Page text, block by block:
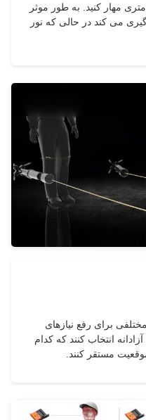
با خیال راحت هدف را از فاصله 3-5 متری مهار کنید. به طور موثر
می کند در حالی که نور
برای رفع نیازهای
انتخاب کنند که کدام
مستقر کنند.